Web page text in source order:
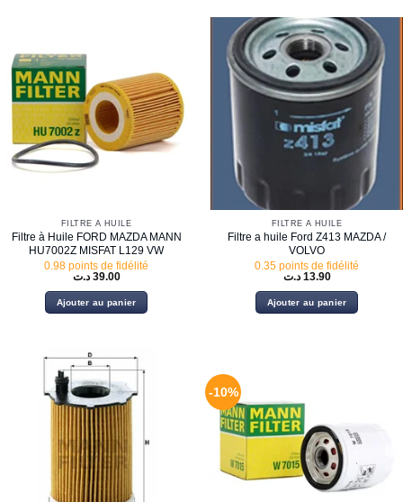
FILTRE À HUILE
Filtre à Huile FORD MAZDA MANN
HU7002Z MISFAT L129 VW
0.98 points de fidélité
39.00 د.ت
Ajouter au panier
FILTRE À HUILE
Filtre a huile Ford Z413 MAZDA /
VOLVO
0.35 points de fidélité
13.90 د.ت
Ajouter au panier
-10%